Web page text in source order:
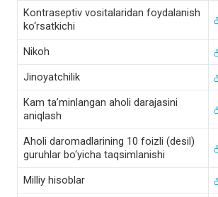
Kontraseptiv vositalaridan foydalanish
ko‘rsatkichi
Nikoh
Jinoyatchilik
Kam ta’minlangan aholi darajasini
aniqlash
Aholi daromadlarining 10 foizli (desil)
guruhlar bo‘yicha taqsimlanishi
Milliy hisoblar